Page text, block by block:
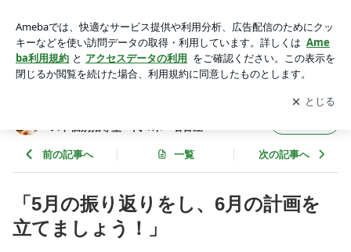
ッド 名古屋 東京 | 個性あるお子様のためのサポート塾 フ
ォレスト個別指導塾 代々木 名古屋
アプリをダウンロードして ブログの更新通知
を受け取りまし
ょう。
開く
スト個別指導塾 代々木 名古屋
前の記事へ 一覧 次の記事へ
「5月の振り返りをし、6月の計画を
立てましょう！」